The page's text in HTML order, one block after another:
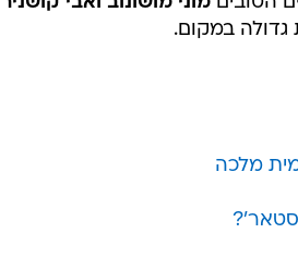
גדולה במקום.
מלכה